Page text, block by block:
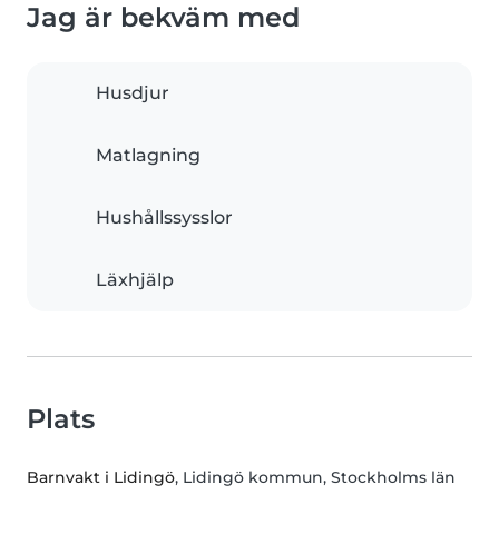
Jag är bekväm med
Husdjur
Matlagning
Hushållssysslor
Läxhjälp
Plats
Barnvakt i Lidingö, Lidingö kommun, Stockholms län